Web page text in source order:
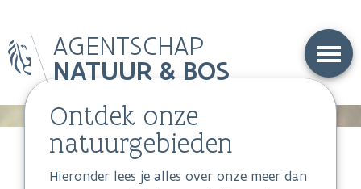
en
naar
inhoud
AGENTSCHAP
NATUUR & BOS
Ontdek onze
natuurgebieden
Hieronder lees je alles over onze meer dan